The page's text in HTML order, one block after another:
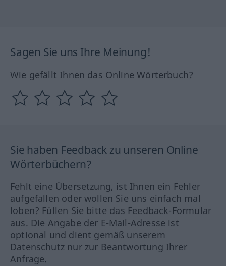
Sagen Sie uns Ihre Meinung!
Wie gefällt Ihnen das Online Wörterbuch?
Sie haben Feedback zu unseren Online
Wörterbüchern?
Fehlt eine Übersetzung, ist Ihnen ein Fehler
aufgefallen oder wollen Sie uns einfach mal
loben? Füllen Sie bitte das Feedback-Formular
aus. Die Angabe der E-Mail-Adresse ist
optional und dient gemäß unserem
Datenschutz nur zur Beantwortung Ihrer
Anfrage.